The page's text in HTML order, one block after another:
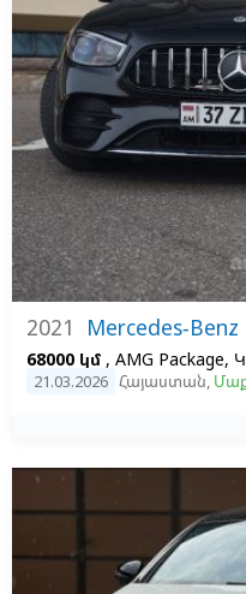
2021 Mercedes-Benz
68000 կմ , AMG Package,
21.03.2026 Հայաստան,